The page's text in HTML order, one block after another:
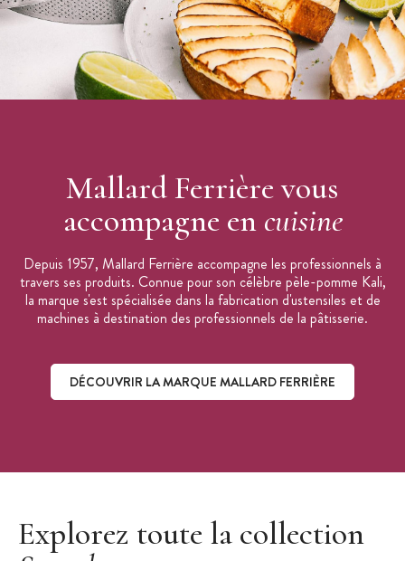
Mallard Ferrière vous
accompagne en cuisine
Depuis 1957, Mallard Ferrière accompagne les professionnels à
travers ses produits. Connue pour son célèbre pèle-pomme Kali,
la marque s'est spécialisée dans la fabrication d'ustensiles et de
machines à destination des professionnels de la pâtisserie.
DÉCOUVRIR LA MARQUE MALLARD FERRIÈRE
Explorez toute la collection